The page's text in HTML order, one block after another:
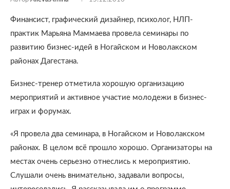
Финансист, графический дизайнер, психолог, НЛП-
практик Марьяна Маммаева провела семинары по
развитию бизнес-идей в Ногайском и Новолакском
районах Дагестана.
Бизнес-тренер отметила хорошую организацию
мероприятий и активное участие молодежи в бизнес-
играх и форумах.
«Я провела два семинара, в Ногайском и Новолакском
районах. В целом всё прошло хорошо. Организаторы на
местах очень серьезно отнеслись к мероприятию.
Слушали очень внимательно, задавали вопросы,